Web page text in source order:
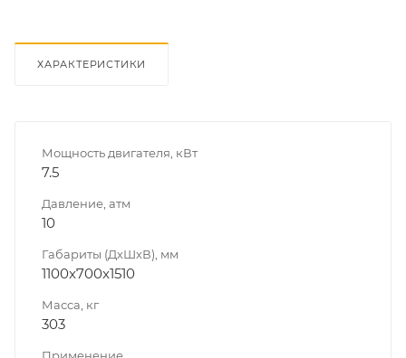
ХАРАКТЕРИСТИКИ
Мощность двигателя, кВт
7.5
Давление, атм
10
Габариты (ДхШхВ), мм
1100x700x1510
Масса, кг
303